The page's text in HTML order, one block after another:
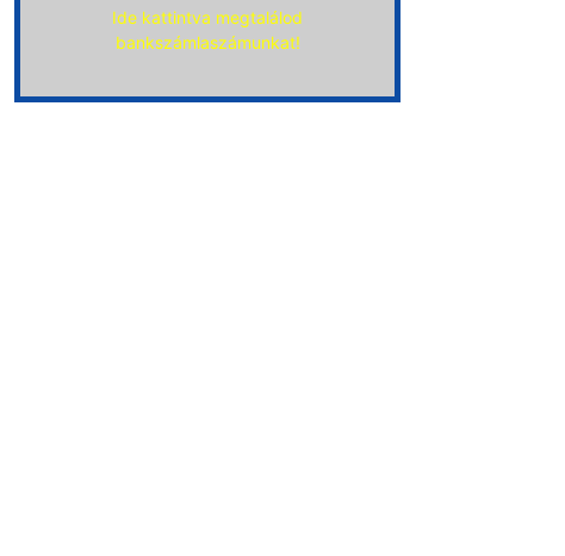
Ide kattintva megtalálod
bankszámlaszámunkat!